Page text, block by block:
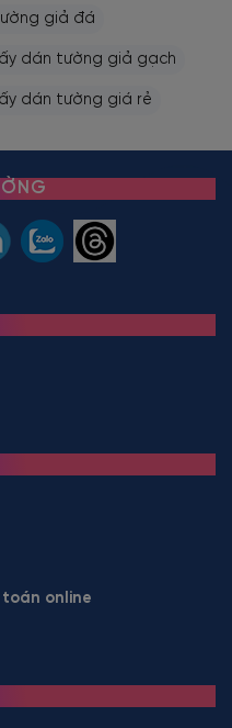
giả đá
dán tường giả gạch
dán tường giá rẻ
online